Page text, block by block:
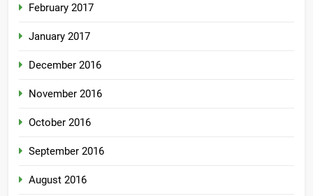
February 2017
January 2017
December 2016
November 2016
October 2016
September 2016
August 2016